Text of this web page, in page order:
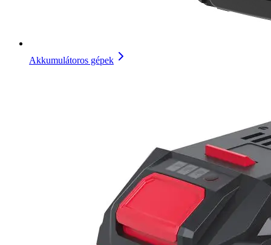
Akkumulátoros gépek